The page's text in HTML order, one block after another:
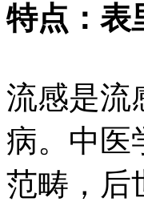
特点：表
流感是流
病。中医
范畴，后